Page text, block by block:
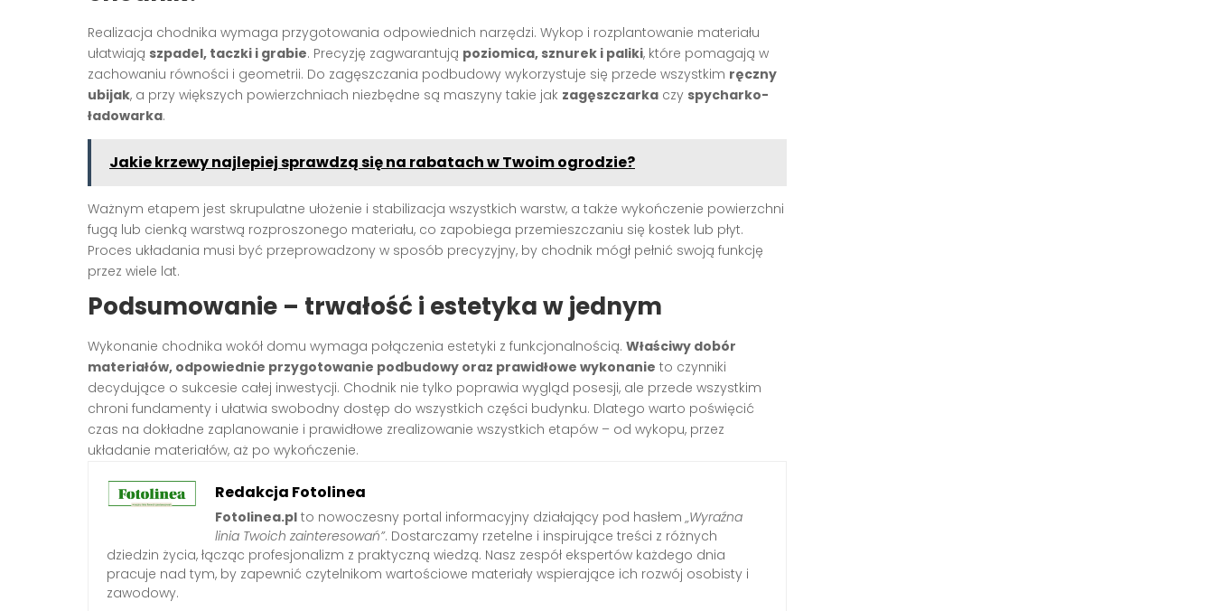
Realizacja chodnika wymaga przygotowania odpowiednich narzędzi. Wykop i rozplantowanie materiału
ułatwiają szpadel, taczki i grabie. Precyzję zagwarantują poziomica, sznurek i paliki, które pomagają w
zachowaniu równości i geometrii. Do zagęszczania podbudowy wykorzystuje się przede wszystkim ręczny
ubijak, a przy większych powierzchniach niezbędne są maszyny takie jak zagęszczarka czy spycharko-
ładowarka.
Jakie krzewy najlepiej sprawdzą się na rabatach w Twoim ogrodzie?
Ważnym etapem jest skrupulatne ułożenie i stabilizacja wszystkich warstw, a także wykończenie powierzchni
fugą lub cienką warstwą rozproszonego materiału, co zapobiega przemieszczaniu się kostek lub płyt.
Proces układania musi być przeprowadzony w sposób precyzyjny, by chodnik mógł pełnić swoją funkcję
przez wiele lat.
Podsumowanie – trwałość i estetyka w jednym
Wykonanie chodnika wokół domu wymaga połączenia estetyki z funkcjonalnością. Właściwy dobór
materiałów, odpowiednie przygotowanie podbudowy oraz prawidłowe wykonanie to czynniki
decydujące o sukcesie całej inwestycji. Chodnik nie tylko poprawia wygląd posesji, ale przede wszystkim
chroni fundamenty i ułatwia swobodny dostęp do wszystkich części budynku. Dlatego warto poświęcić
czas na dokładne zaplanowanie i prawidłowe zrealizowanie wszystkich etapów – od wykopu, przez
układanie materiałów, aż po wykończenie.
Redakcja Fotolinea
Fotolinea.pl to nowoczesny portal informacyjny działający pod hasłem„Wyraźna
linia Twoich zainteresowań”. Dostarczamy rzetelne i inspirujące treści z różnych
dziedzin życia, łącząc profesjonalizm z praktyczną wiedzą. Nasz zespół ekspertów każdego dnia
pracuje nad tym, by zapewnić czytelnikom wartościowe materiały wspierające ich rozwój osobisty i
zawodowy.